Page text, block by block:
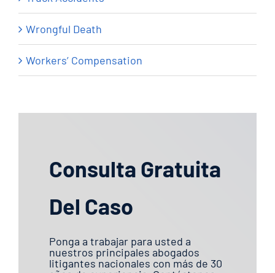
Wrongful Death
Workers’ Compensation
Consulta Gratuita
Del Caso
Ponga a trabajar para usted a
nuestros principales abogados
litigantes nacionales con más de 30